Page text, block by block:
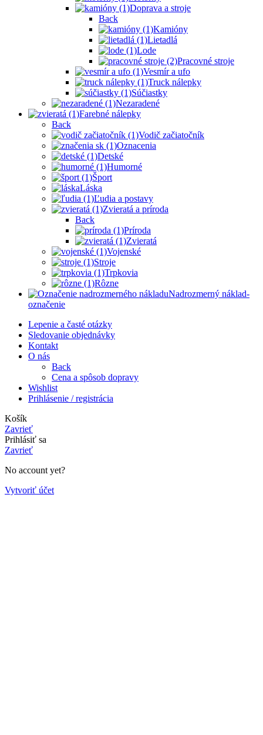
Doprava a stroje
Back
Kamióny
Lietadlá
Lode
Pracovné stroje
Vesmír a ufo
Truck nálepky
Súčiastky
Nezaradené
Farebné nálepky
Back
Vodič začiatočník
Oznacenia
Detské
Humorné
Šport
Láska
Ľudia a postavy
Zvieratá a príroda
Back
Príroda
Zvieratá
Vojenské
Stroje
Trpkovia
Rôzne
Nadrozmerný náklad-
označenie
Lepenie a časté otázky
Sledovanie objednávky
Kontakt
O nás
Back
Cena a spôsob dopravy
Wishlist
Prihlásenie / registrácia
Košík
Zavrieť
Prihlásiť sa
Zavrieť
No account yet?
Vytvoriť účet